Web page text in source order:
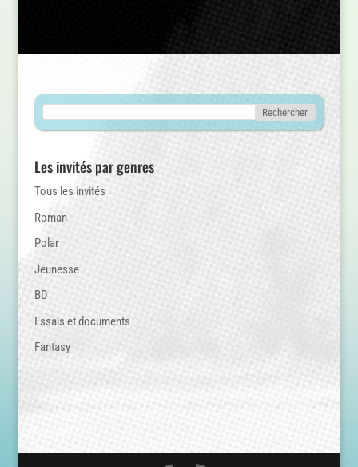
Les invités par genres
Tous les invités
Roman
Polar
Jeunesse
BD
Essais et documents
Fantasy